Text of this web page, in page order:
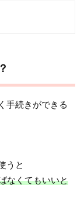
手続きができる
うと
なくてもいいと